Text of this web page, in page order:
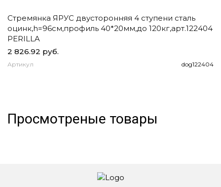
Стремянка ЯРУС двусторонняя 4 ступени сталь
оцинк,h=96см,профиль 40*20мм,до 120кг,арт.122404
PERILLA
2 826.92 руб.
Артикул dog122404
Просмотреные товары